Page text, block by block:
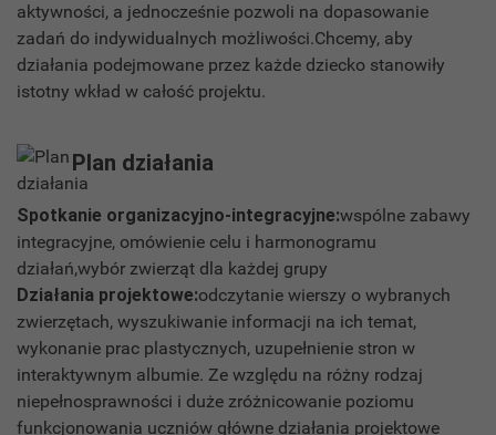
aktywności, a jednocześnie pozwoli na dopasowanie
zadań do indywidualnych możliwości.Chcemy, aby
działania podejmowane przez każde dziecko stanowiły
istotny wkład w całość projektu.
Plan działania
Spotkanie organizacyjno-integracyjne:wspólne zabawy
integracyjne, omówienie celu i harmonogramu
działań,wybór zwierząt dla każdej grupy
Działania projektowe:odczytanie wierszy o wybranych
zwierzętach, wyszukiwanie informacji na ich temat,
wykonanie prac plastycznych, uzupełnienie stron w
interaktywnym albumie. Ze względu na różny rodzaj
niepełnosprawności i duże zróżnicowanie poziomu
funkcjonowania uczniów główne działania projektowe